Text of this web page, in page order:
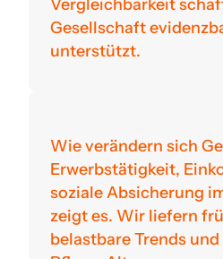
Vergleichbarkeit
Gesellschaft
unterstützt.
Wie verändern sich
Erwerbstätigkeit,
soziale Absicherung
zeigt es. Wir liefern
belastbare Trends